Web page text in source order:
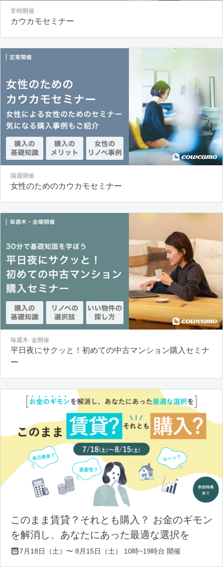
常時開催
カウカモセミナー
隔週開催
女性のためのカウカモセミナー
毎週木･金開催
平日夜にサクッと！初めての中古マンション購入セミナ
ー
このまま賃貸？それとも購入？ お金のギモン
を解消し、あなたにあった最適な選択を
7月18日（土）〜 8月15日（土） 10時~19時台 開催